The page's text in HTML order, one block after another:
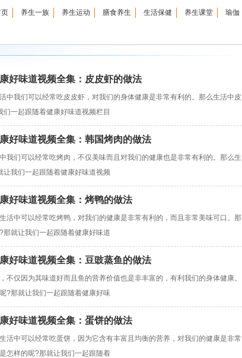
养生一族 养生运动 膳食养生 生活保健 养生课堂 瑜伽
好味道视频全集：皮皮虾的做法
中我们可以经常吃皮皮虾，对我们的身体健康是非常有利的。那么生活中皮
一起跟随着健康好味道视频栏目
好味道视频全集：韩国烤肉的做法
我们可以经常吃烤肉，不仅美味而且对我们的健康也是非常有利的。那么生
我们一起跟随着健康好味道视频
好味道视频全集：烤鸭的做法
活中可以经常吃烤鸭，对我们的健康是非常有利的，而且非常美味可口。那
就让我们一起跟随着健康好味道
好味道视频全集：豆豉蒸鱼的做法
不仅因为其味道好而且鱼的营养价值也是非丰富的，有利我们的身体健康。
?那就让我们一起跟随着健康好味
好味道视频全集：蛋饼的做法
活中可以经常吃蛋饼，因为它含有丰富且均衡的营养，对我们的健康是非常
怎样的呢?那就让我们一起跟随着